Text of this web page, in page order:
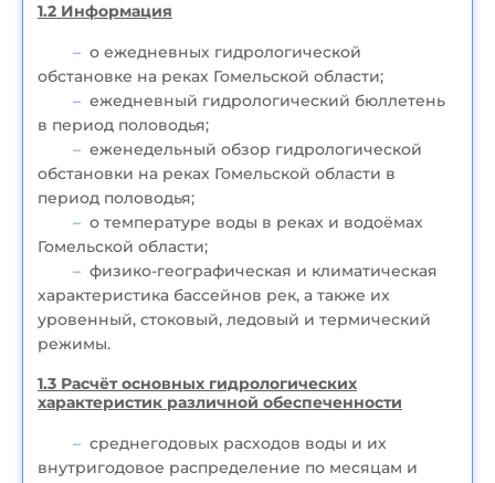
1.2 Информация
о ежедневных гидрологической
обстановке на реках Гомельской области;
ежедневный гидрологический бюллетень
в период половодья;
еженедельный обзор гидрологической
обстановки на реках Гомельской области в
период половодья;
о температуре воды в реках и водоёмах
Гомельской области;
физико-географическая и климатическая
характеристика бассейнов рек, а также их
уровенный, стоковый, ледовый и термический
режимы.
1.3 Расчёт основных гидрологических
характеристик различной обеспеченности
среднегодовых расходов воды и их
внутригодовое распределение по месяцам и